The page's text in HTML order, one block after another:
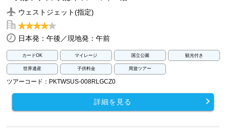
ウェストジェット(指定)
日本発：午後／現地発：午前
カードOK マイレージ 国立公園 観光付き
世界遺産 子供料金 周遊ツアー
ツアーコード：PKTWSUS-008RLGCZ0
詳細を見る